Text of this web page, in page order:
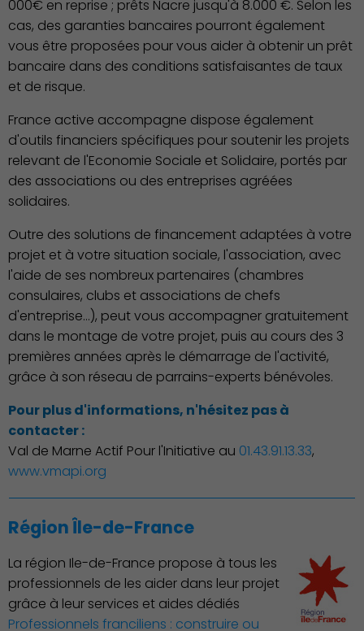
Environnement cadre de
vie
000€ en reprise ; prêts Nacre jusqu'à 8.000 €. Selon les
cas, des garanties bancaires pourront également
vous être proposées pour vous aider à obtenir un prêt
bancaire dans des conditions satisfaisantes de taux
et de risque.
France active accompagne dispose également
d'outils financiers spécifiques pour soutenir les projets
relevant de l'Economie Sociale et Solidaire, portés par
des associations ou des entreprises agréées
solidaires.
Outre des solutions de financement adaptées à votre
projet et à votre situation sociale, l'association, avec
l'aide de ses nombreux partenaires (chambres
consulaires, clubs et associations de chefs
d'entreprise…), peut vous accompagner gratuitement
dans le montage de votre projet, puis au cours des 3
premières années après le démarrage de l'activité,
grâce à son réseau de parrains-experts bénévoles.
Pour plus d'informations, n'hésitez pas à
contacter :
Val de Marne Actif Pour l'Initiative au 01.43.91.13.33,
www.vmapi.org
Région Île-de-France
La région Ile-de-France propose à tous les
professionnels de les aider dans leur projet
grâce à leur services et aides dédiés
Professionnels franciliens : construire ou